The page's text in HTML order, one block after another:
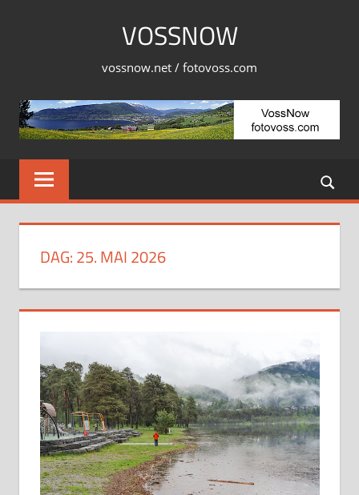
VOSSNOW
vossnow.net / fotovoss.com
DAG:25. MAI 2026